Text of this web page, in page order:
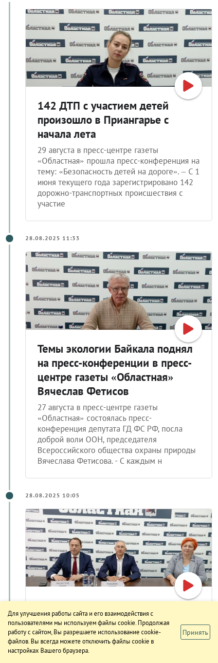
142 ДТП с участием детей
произошло в Приангарье с
начала лета
29 августа в пресс-центре газеты
«Областная» прошла пресс-конференция на
тему: «Безопасность детей на дороге». – С 1
июня текущего года зарегистрировано 142
дорожно-транспортных происшествия с
участие
28.08.2025 11:33
Темы экологии Байкала поднял
на пресс-конференции в пресс-
центре газеты «Областная»
Вячеслав Фетисов
27 августа в пресс-центре газеты
«Областная» состоялась пресс-
конференция депутата ГД ФС РФ, посла
доброй воли ООН, председателя
Всероссийского общества охраны природы
Вячеслава Фетисова. - С каждым н
28.08.2025 10:05
О наборе соцуслуг для
федеральных льготников
рассказали в пресс-центре
«Областной»
Для улучшения работы сайта и его взаимодействия с
пользователями мы используем файлы cookie. Продолжая
работу с сайтом, Вы разрешаете использование cookie-
файлов. Вы всегда можете отключить файлы cookie в
настройках Вашего браузера.
Принять